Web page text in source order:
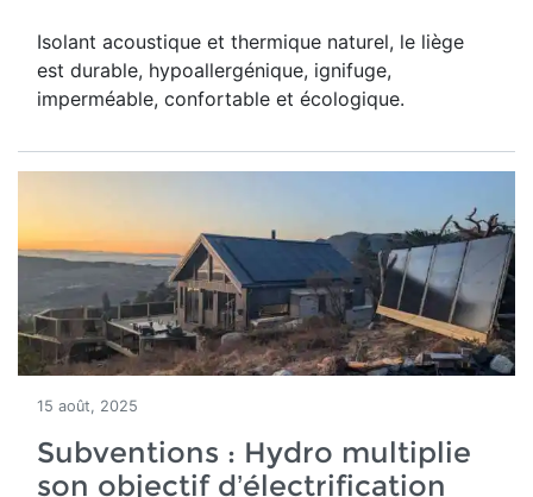
Isolant acoustique et thermique naturel, le liège
est durable, hypoallergénique, ignifuge,
imperméable, confortable et écologique.
15 août, 2025
Subventions : Hydro multiplie
son objectif d’électrification